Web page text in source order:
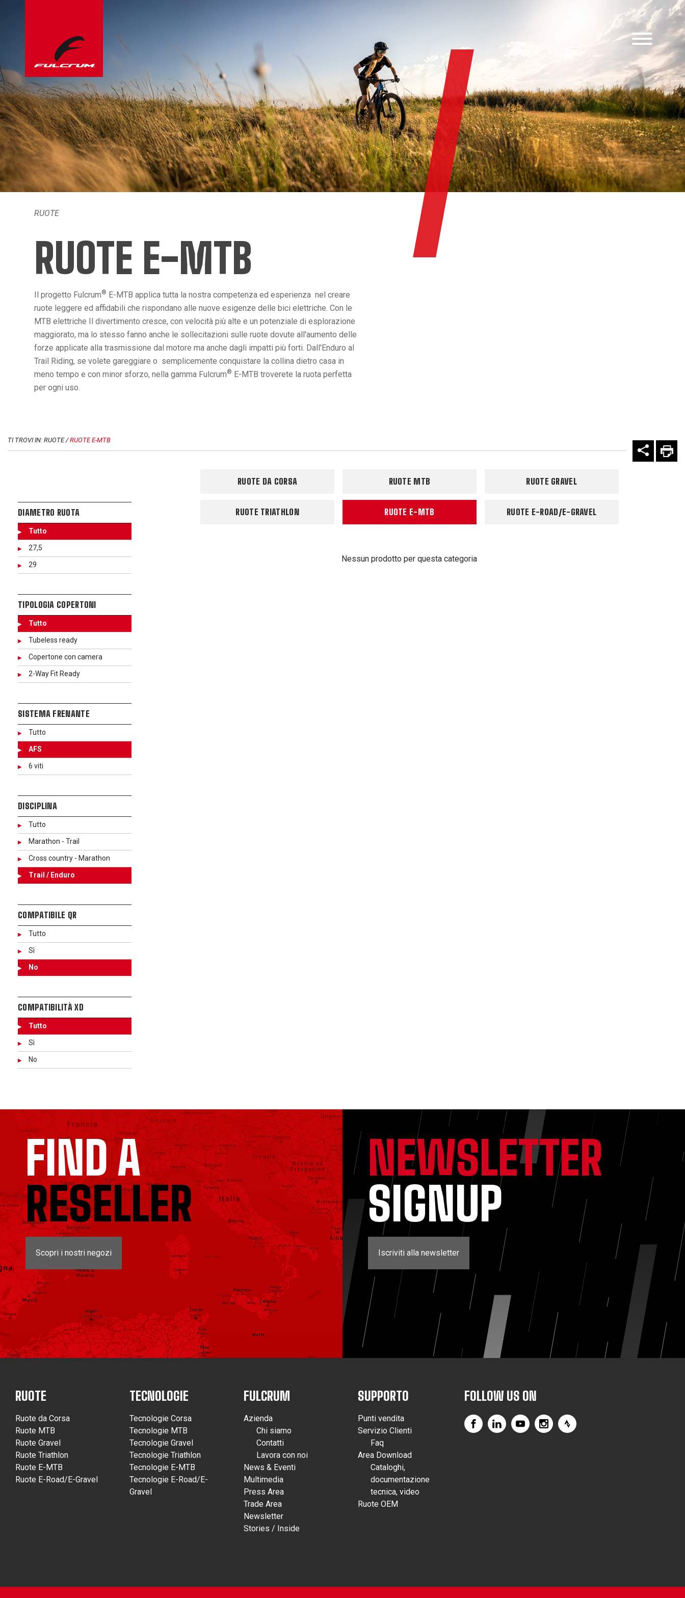
RUOTE
RUOTE E-MTB
Il progetto Fulcrum® E-MTB applica tutta la nostra competenza ed esperienza nel creare
ruote leggere ed affidabili che rispondano alle nuove esigenze delle bici elettriche. Con le
MTB elettriche Il divertimento cresce, con velocità più alte e un potenziale di esplorazione
maggiorato, ma lo stesso fanno anche le sollecitazioni sulle ruote dovute all'aumento delle
forze applicate alla trasmissione dal motore ma anche dagli impatti più forti. Dall'Enduro al
Trail Riding, se volete gareggiare o semplicemente conquistare la collina dietro casa in
meno tempo e con minor sforzo, nella gamma Fulcrum® E-MTB troverete la ruota perfetta
per ogni uso.
TI TROVI IN: RUOTE /RUOTE E-MTB
DIAMETRO RUOTA
Tutto
27,5
29
TIPOLOGIA COPERTONI
Tutto
Tubeless ready
Copertone con camera
2-Way Fit Ready
SISTEMA FRENANTE
Tutto
AFS
6 viti
DISCIPLINA
Tutto
Marathon - Trail
Cross country - Marathon
Trail / Enduro
COMPATIBILE QR
Tutto
Sì
No
COMPATIBILITÀ XD
Tutto
Sì
No
RUOTE DA CORSA RUOTE MTB RUOTE GRAVEL
RUOTE TRIATHLON RUOTE E-MTB RUOTE E-ROAD/E-GRAVEL
Nessun prodotto per questa categoria
FIND A
RESELLER
Scopri i nostri negozi
NEWSLETTER
SIGNUP
Iscriviti alla newsletter
RUOTE
Ruote da Corsa
Ruote MTB
Ruote Gravel
Ruote Triathlon
Ruote E-MTB
Ruote E-Road/E-Gravel
TECNOLOGIE
Tecnologie Corsa
Tecnologie MTB
Tecnologie Gravel
Tecnologie Triathlon
Tecnologie E-MTB
Tecnologie E-Road/E-
Gravel
FULCRUM
Azienda
Chi siamo
Contatti
Lavora con noi
News & Eventi
Multimedia
Press Area
Trade Area
Newsletter
Stories / Inside
SUPPORTO
Punti vendita
Servizio Clienti
Faq
Area Download
Cataloghi,
documentazione
tecnica, video
Ruote OEM
FOLLOW US ON